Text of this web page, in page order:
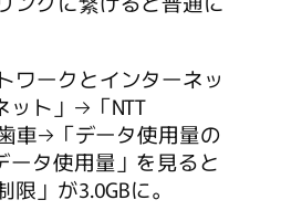
ワークとインターネッ
ット」→「NTT
車→「データ使用量の
タ使用量」を見ると
限」が3.0GBに。